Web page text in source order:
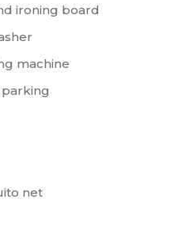
ironing board
machine
net